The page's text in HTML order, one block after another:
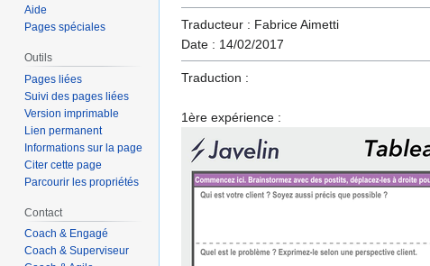
navigation
recherche
Traducteur : Fabrice Aimetti
Date : 14/02/2017
Traduction :
1ère expérience :
Aide
Pages spéciales
Outils
Pages liées
Suivi des pages liées
Version imprimable
Lien permanent
Informations sur la page
Citer cette page
Parcourir les propriétés
Contact
Coach & Engagé
Coach & Superviseur